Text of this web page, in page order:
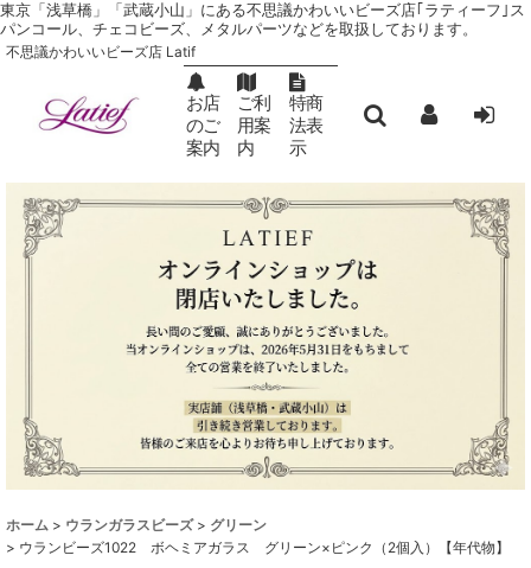
東京「浅草橋」「武蔵小山」にある不思議かわいいビーズ店｢ラティーフ｣ ス
パンコール、チェコビーズ、メタルパーツなどを取扱しております。
不思議かわいいビーズ店 Latif
お店
のご
案内
ご利
用案
内
特商
法表
示
ホーム > ウランガラスビーズ > グリーン
> ウランビーズ1022 ボヘミアガラス グリーン×ピンク（2個入）【年代物】